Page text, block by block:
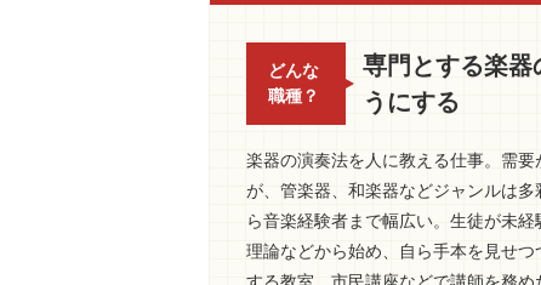
どんな
職種？
専門とする楽器
うにする
楽器の演奏法を人に教える仕事。需
が、管楽器、和楽器などジャンルは
ら音楽経験者まで幅広い。生徒が未
理論などから始め、自ら手本を見せ